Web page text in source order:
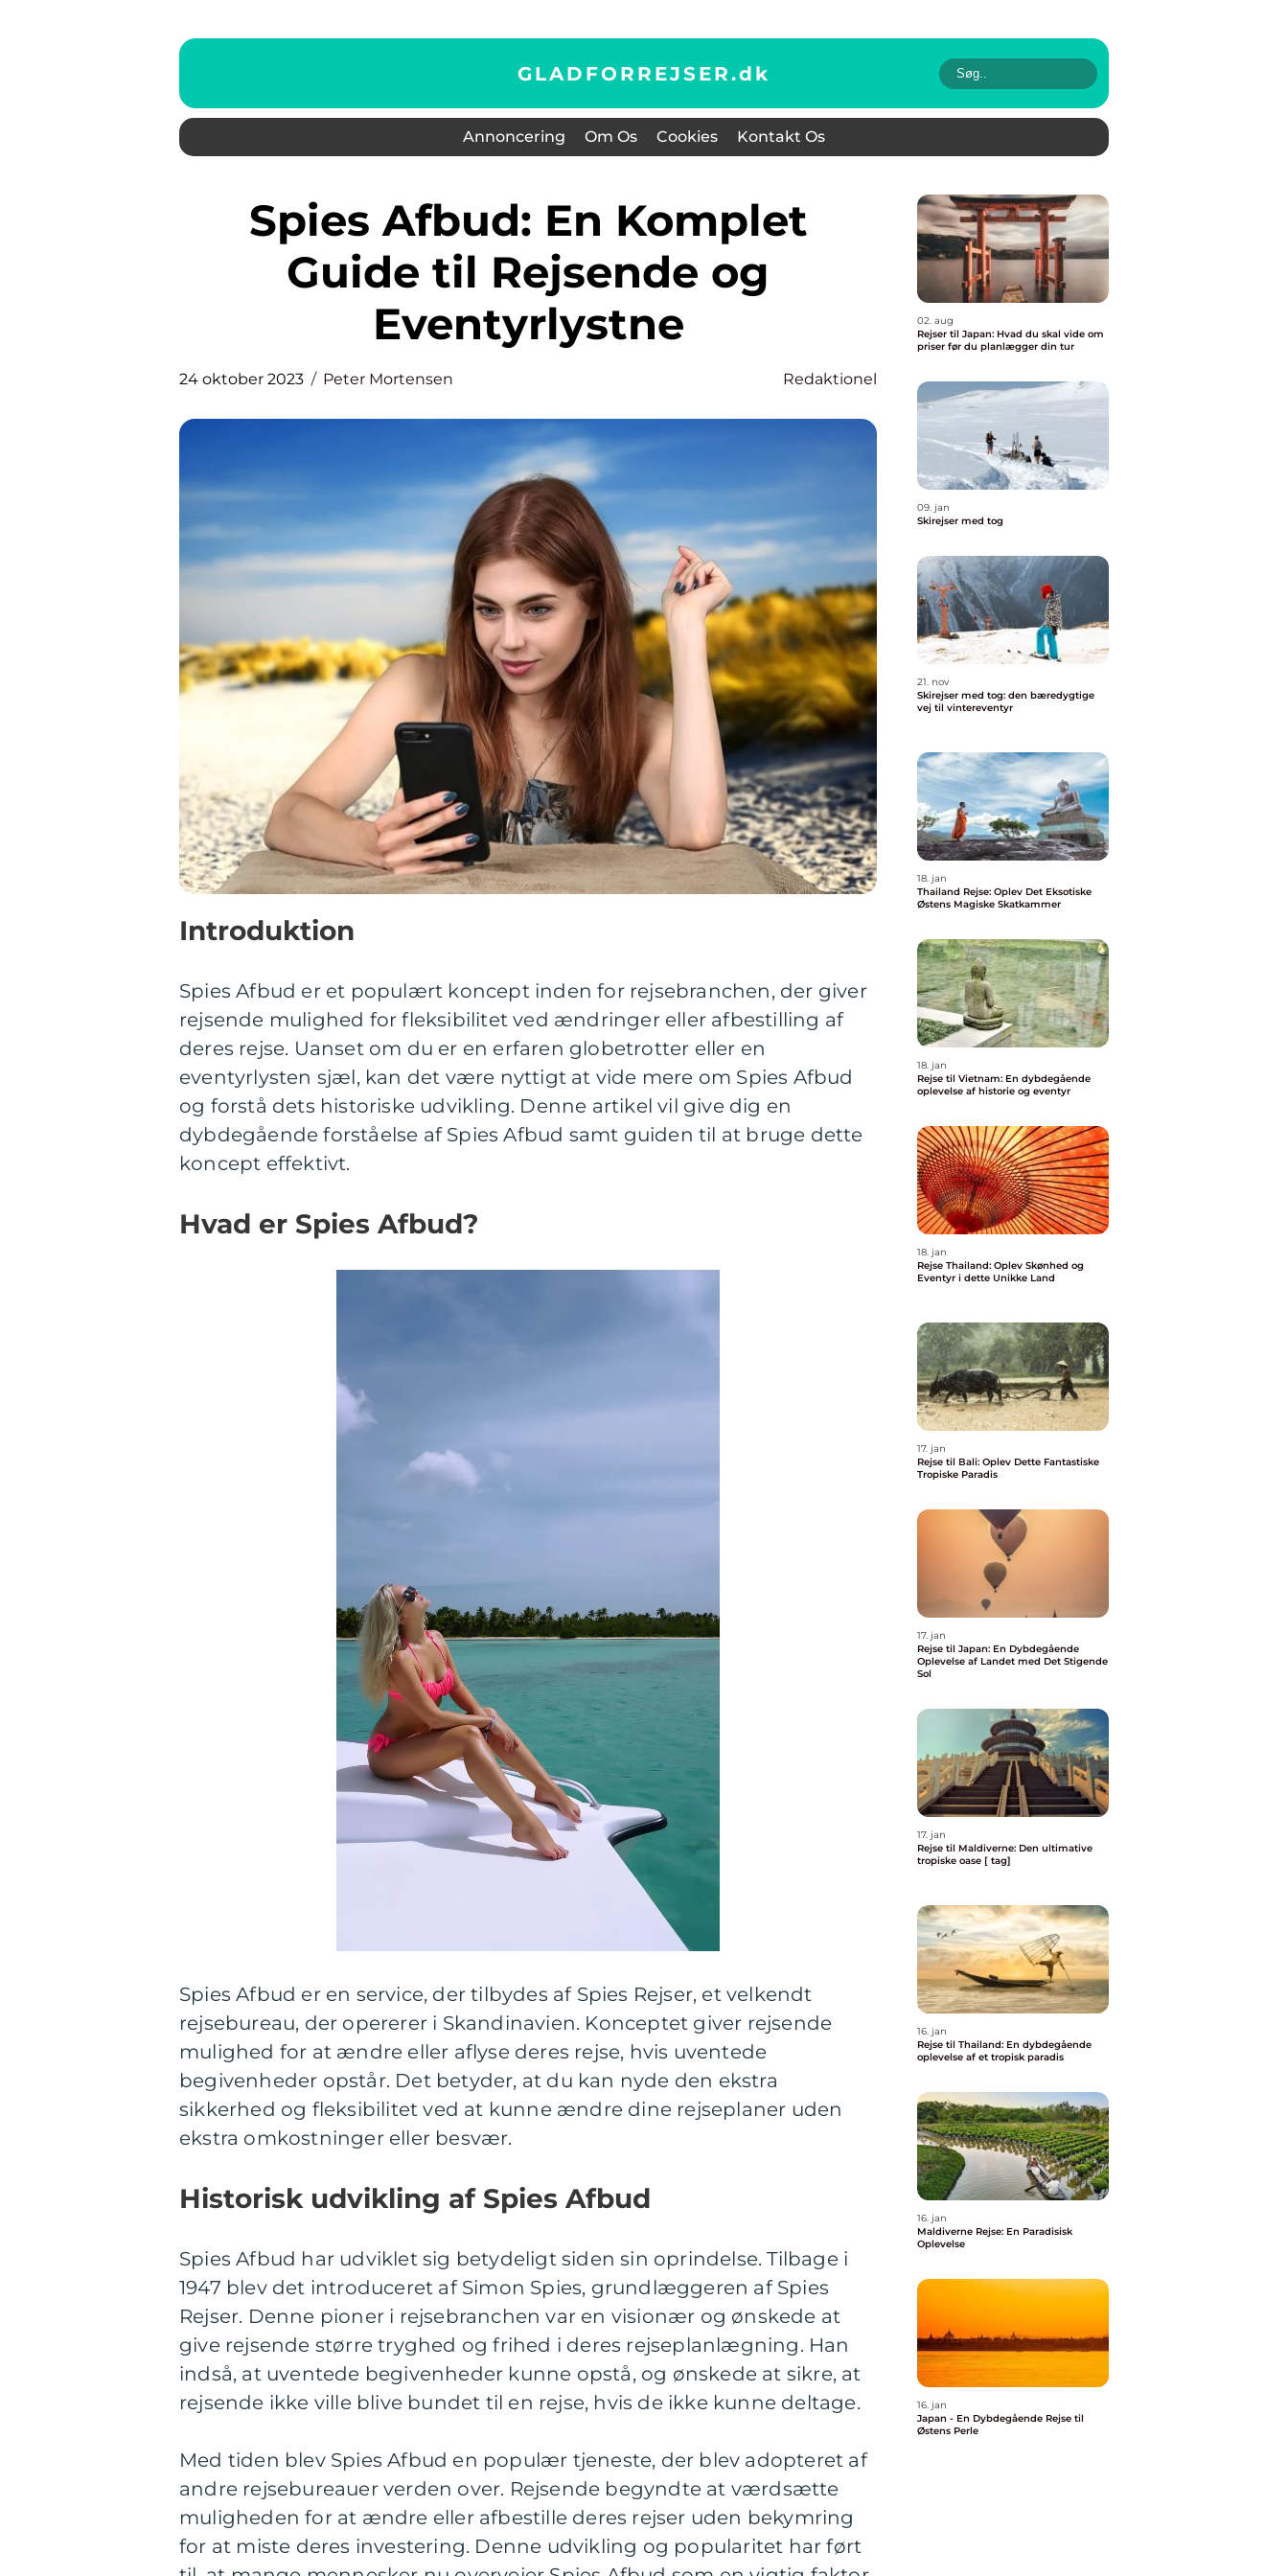
GLADFORREJSER.dk
Annoncering Om Os Cookies Kontakt Os
Spies Afbud: En Komplet
Guide til Rejsende og
Eventyrlystne
24 oktober 2023 Peter Mortensen Redaktionel
Introduktion
Spies Afbud er et populært koncept inden for rejsebranchen, der giver
rejsende mulighed for fleksibilitet ved ændringer eller afbestilling af
deres rejse. Uanset om du er en erfaren globetrotter eller en
eventyrlysten sjæl, kan det være nyttigt at vide mere om Spies Afbud
og forstå dets historiske udvikling. Denne artikel vil give dig en
dybdegående forståelse af Spies Afbud samt guiden til at bruge dette
koncept effektivt.
Hvad er Spies Afbud?
Spies Afbud er en service, der tilbydes af Spies Rejser, et velkendt
rejsebureau, der opererer i Skandinavien. Konceptet giver rejsende
mulighed for at ændre eller aflyse deres rejse, hvis uventede
begivenheder opstår. Det betyder, at du kan nyde den ekstra
sikkerhed og fleksibilitet ved at kunne ændre dine rejseplaner uden
ekstra omkostninger eller besvær.
Historisk udvikling af Spies Afbud
Spies Afbud har udviklet sig betydeligt siden sin oprindelse. Tilbage i
1947 blev det introduceret af Simon Spies, grundlæggeren af Spies
Rejser. Denne pioner i rejsebranchen var en visionær og ønskede at
give rejsende større tryghed og frihed i deres rejseplanlægning. Han
indså, at uventede begivenheder kunne opstå, og ønskede at sikre, at
rejsende ikke ville blive bundet til en rejse, hvis de ikke kunne deltage.
Med tiden blev Spies Afbud en populær tjeneste, der blev adopteret af
andre rejsebureauer verden over. Rejsende begyndte at værdsætte
muligheden for at ændre eller afbestille deres rejser uden bekymring
for at miste deres investering. Denne udvikling og popularitet har ført
02. aug
Rejser til Japan: Hvad du skal vide om
priser før du planlægger din tur
09. jan
Skirejser med tog
21. nov
Skirejser med tog: den bæredygtige
vej til vintereventyr
18. jan
Thailand Rejse: Oplev Det Eksotiske
Østens Magiske Skatkammer
18. jan
Rejse til Vietnam: En dybdegående
oplevelse af historie og eventyr
18. jan
Rejse Thailand: Oplev Skønhed og
Eventyr i dette Unikke Land
17. jan
Rejse til Bali: Oplev Dette Fantastiske
Tropiske Paradis
17. jan
Rejse til Japan: En Dybdegående
Oplevelse af Landet med Det Stigende
Sol
17. jan
Rejse til Maldiverne: Den ultimative
tropiske oase [ tag]
16. jan
Rejse til Thailand: En dybdegående
oplevelse af et tropisk paradis
16. jan
Maldiverne Rejse: En Paradisisk
Oplevelse
16. jan
Japan - En Dybdegående Rejse til
Østens Perle